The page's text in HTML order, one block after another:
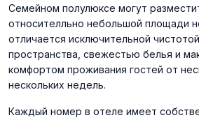
Семейном полулюксе могут
относителльно небольшой площади
отличается исключительной
пространства, свежестью белья и
комфортом проживания гостей от
нескольких недель.
Каждый номер в отеле имеет